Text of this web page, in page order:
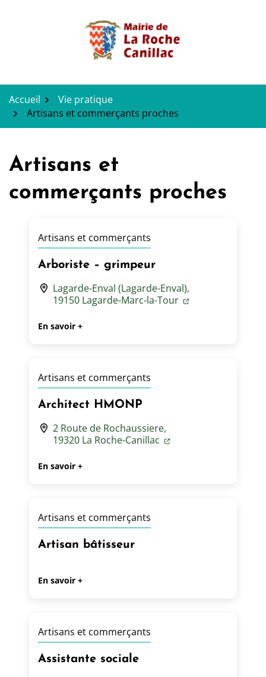
Accueil
Vie pratique
Artisans et commerçants proches
Artisans et
commerçants proches
Artisans et commerçants
Arboriste – grimpeur
Lagarde-Enval (Lagarde-Enval),
19150 Lagarde-Marc-la-Tour
En savoir +
Artisans et commerçants
Architect HMONP
2 Route de Rochaussiere,
19320 La Roche-Canillac
En savoir +
Artisans et commerçants
Artisan bâtisseur
En savoir +
Artisans et commerçants
Assistante sociale